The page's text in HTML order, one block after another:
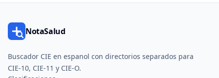
NotaSalud
Buscador CIE en espanol con directorios separados para
CIE-10, CIE-11 y CIE-O.